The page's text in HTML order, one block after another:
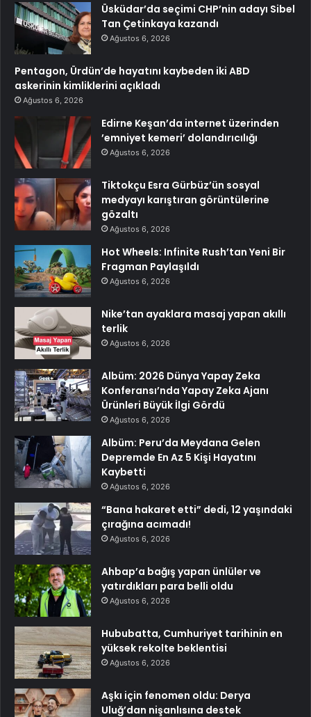
Üsküdar’da seçimi CHP’nin adayı Sibel
Tan Çetinkaya kazandı
Ağustos 6, 2026
Pentagon, Ürdün’de hayatını kaybeden iki ABD
askerinin kimliklerini açıkladı
Ağustos 6, 2026
Edirne Keşan’da internet üzerinden
’emniyet kemeri’ dolandırıcılığı
Ağustos 6, 2026
Tiktokçu Esra Gürbüz’ün sosyal
medyayı karıştıran görüntülerine
gözaltı
Ağustos 6, 2026
Hot Wheels: Infinite Rush’tan Yeni Bir
Fragman Paylaşıldı
Ağustos 6, 2026
Nike’tan ayaklara masaj yapan akıllı
terlik
Ağustos 6, 2026
Albüm: 2026 Dünya Yapay Zeka
Konferansı’nda Yapay Zeka Ajanı
Ürünleri Büyük İlgi Gördü
Ağustos 6, 2026
Albüm: Peru’da Meydana Gelen
Depremde En Az 5 Kişi Hayatını
Kaybetti
Ağustos 6, 2026
“Bana hakaret etti” dedi, 12 yaşındaki
çırağına acımadı!
Ağustos 6, 2026
Ahbap’a bağış yapan ünlüler ve
yatırdıkları para belli oldu
Ağustos 6, 2026
Hububatta, Cumhuriyet tarihinin en
yüksek rekolte beklentisi
Ağustos 6, 2026
Aşkı için fenomen oldu: Derya
Uluğ’dan nişanlısına destek